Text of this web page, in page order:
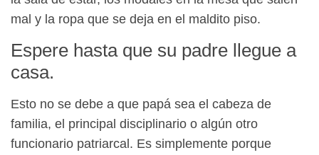
mal y la ropa que se deja en el maldito piso.
Espere hasta que su padre llegue a
casa.
Esto no se debe a que papá sea el cabeza de
familia, el principal disciplinario o algún otro
funcionario patriarcal. Es simplemente porque